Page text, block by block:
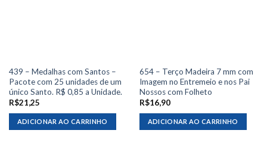
439 – Medalhas com Santos –
Pacote com 25 unidades de um
único Santo. R$ 0,85 a Unidade.
R$21,25
ADICIONAR AO CARRINHO
654 – Terço Madeira 7 mm com
Imagem no Entremeio e nos Pai
Nossos com Folheto
R$16,90
ADICIONAR AO CARRINHO